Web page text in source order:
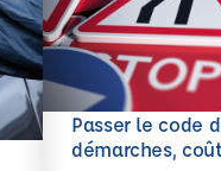
Passer le code
démarches,
En savoir plus